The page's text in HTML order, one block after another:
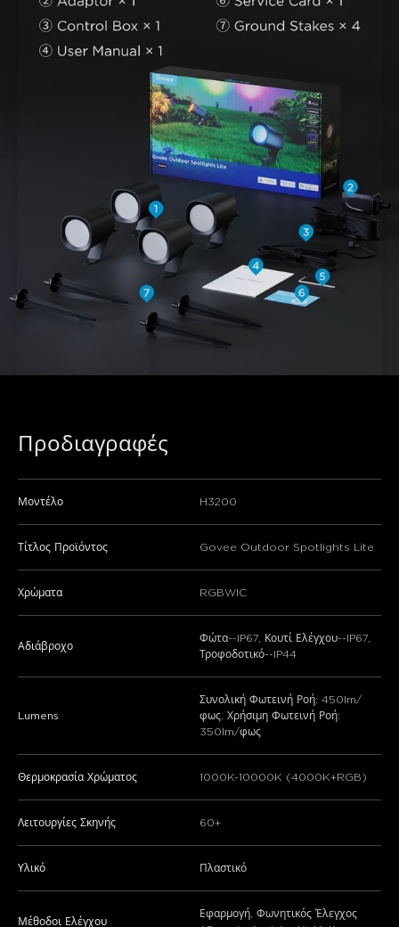
Προδιαγραφές
Μοντέλο H3200
Τίτλος Προϊόντος Govee Outdoor Spotlights Lite
Χρώματα RGBWIC
Αδιάβροχο
Φώτα--IP67, Κουτί Ελέγχου--IP67,
Τροφοδοτικό--IP44
Lumens
Συνολική Φωτεινή Ροή: 450lm/
φως. Χρήσιμη Φωτεινή Ροή:
350lm/φως
Θερμοκρασία Χρώματος 1000K-10000K (4000K+RGB)
Λειτουργίες Σκηνής 60+
Υλικό Πλαστικό
Μέθοδοι Ελέγχου
Εφαρμογή, Φωνητικός Έλεγχος